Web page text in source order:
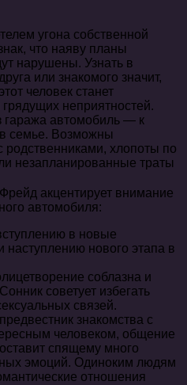
угона собственной
что наяву планы
нарушены. Узнать в
или знакомого значит,
человек станет
неприятностей.
гаража автомобиль — к
семье. Возможны
родственниками, хлопоты по
незапланированные траты
акцентирует внимание
автомобиля:
в новые
наступлению нового этапа в
соблазна и
советует избегать
связей.
знакомства с
человеком, общение
спящему много
эмоций. Одиноким людям
отношения